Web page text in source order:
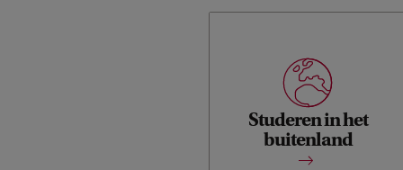
Studeren in het
buitenland
Om je onder te dompelen in
de wereld van je studie ga je
een halfjaar in Caïro
studeren.